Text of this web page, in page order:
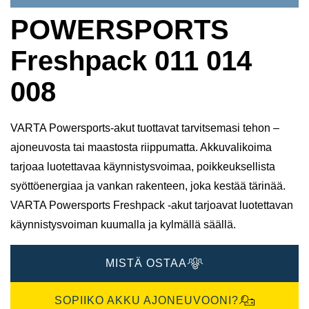
POWERSPORTS
Freshpack 011 014
008
VARTA Powersports-akut tuottavat tarvitsemasi tehon –
ajoneuvosta tai maastosta riippumatta. Akkuvalikoima
tarjoaa luotettavaa käynnistysvoimaa, poikkeuksellista
syöttöenergiaa ja vankan rakenteen, joka kestää tärinää.
VARTA Powersports Freshpack -akut tarjoavat luotettavan
käynnistysvoiman kuumalla ja kylmällä säällä.
MISTÄ OSTAA
SOPIIKO AKKU AJONEUVOONI?